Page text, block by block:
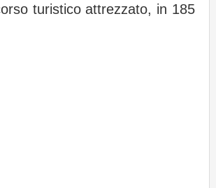
turistico attrezzato, in 185